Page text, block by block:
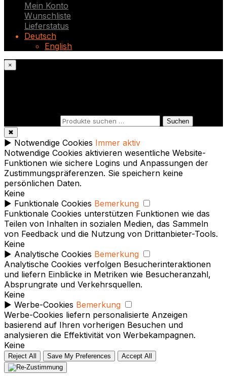
Mein Konto
Wunschliste
Lieferstatus
Deutsch
English
×
Suchen
✖
► Notwendige Cookies Immer aktiv
Notwendige Cookies aktivieren wesentliche Website-
Funktionen wie sichere Logins und Anpassungen der
Zustimmungspräferenzen. Sie speichern keine
persönlichen Daten.
Keine
► Funktionale Cookies Bemerkung
Funktionale Cookies unterstützen Funktionen wie das
Teilen von Inhalten in sozialen Medien, das Sammeln
von Feedback und die Nutzung von Drittanbieter-Tools.
Keine
► Analytische Cookies Bemerkung
Analytische Cookies verfolgen Besucherinteraktionen
und liefern Einblicke in Metriken wie Besucheranzahl,
Absprungrate und Verkehrsquellen.
Keine
► Werbe-Cookies Bemerkung
Werbe-Cookies liefern personalisierte Anzeigen
basierend auf Ihren vorherigen Besuchen und
analysieren die Effektivität von Werbekampagnen.
Keine
Reject All Save My Preferences Accept All